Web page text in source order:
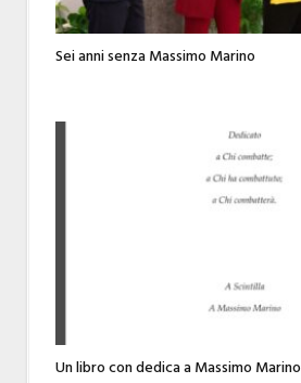
Sei anni senza Massimo Marino
Un libro con dedica a Massimo Marino